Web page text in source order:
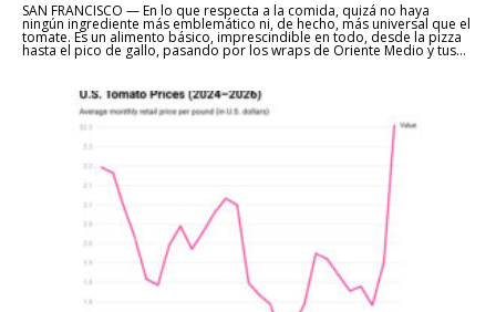
SAN FRANCISCO — En lo que respecta a la comida, quizá no haya
ningún ingrediente más emblemático ni, de hecho, más universal que el
tomate. Es un alimento básico, imprescindible en todo, desde la pizza
hasta el pico de gallo, pasando por los wraps de Oriente Medio y tus...